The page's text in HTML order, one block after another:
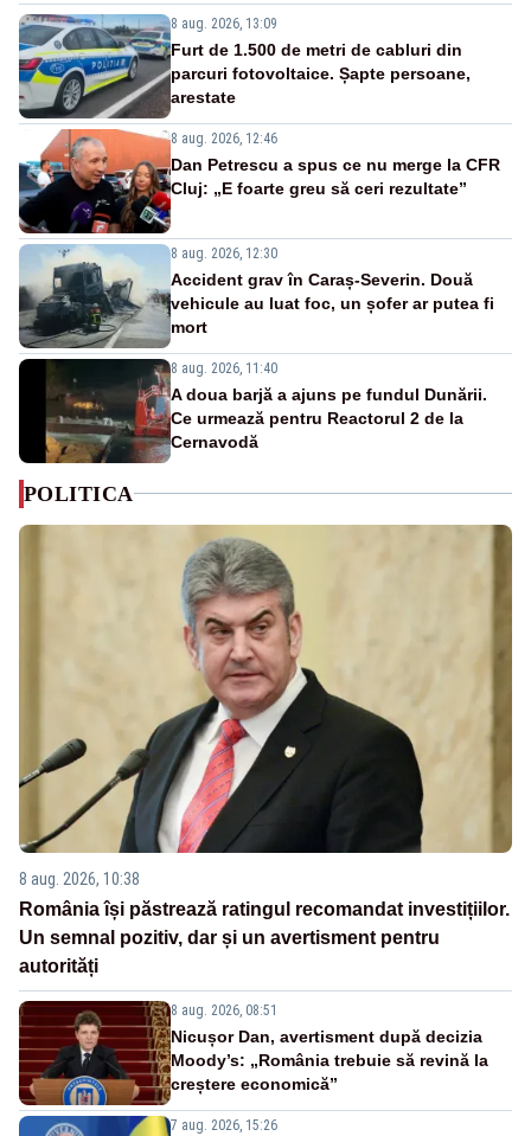
8 aug. 2026, 13:09
Furt de 1.500 de metri de cabluri din
parcuri fotovoltaice. Șapte persoane,
arestate
8 aug. 2026, 12:46
Dan Petrescu a spus ce nu merge la CFR
Cluj: „E foarte greu să ceri rezultate”
8 aug. 2026, 12:30
Accident grav în Caraș-Severin. Două
vehicule au luat foc, un șofer ar putea fi
mort
8 aug. 2026, 11:40
A doua barjă a ajuns pe fundul Dunării.
Ce urmează pentru Reactorul 2 de la
Cernavodă
POLITICA
8 aug. 2026, 10:38
România își păstrează ratingul recomandat investițiilor.
Un semnal pozitiv, dar și un avertisment pentru
autorități
8 aug. 2026, 08:51
Nicușor Dan, avertisment după decizia
Moody’s: „România trebuie să revină la
creștere economică”
7 aug. 2026, 15:26